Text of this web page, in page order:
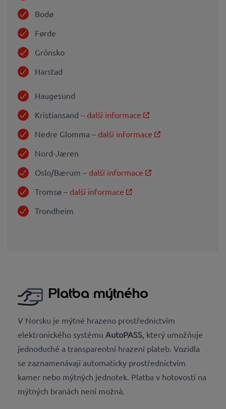
Bodø
Førde
Grónsko
Harstad
Haugesund
Kristiansand – další informace
Nedre Glomma – další informace
Nord-Jæren
Oslo/Bærum – další informace
Tromsø – další informace
Trondheim
Platba mýtného
V Norsku je mýtné hrazeno prostřednictvím
elektronického systému AutoPASS, který umožňuje
jednoduché a transparentní hrazení plateb. Vozidla
se zaznamenávají automaticky prostřednictvím
kamer nebo mýtných jednotek. Platba v hotovosti na
mýtných branách není možná.